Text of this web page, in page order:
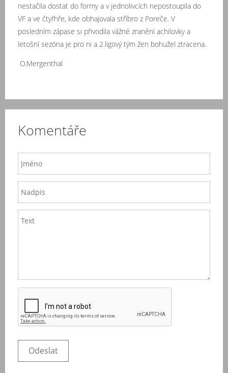
nestačila dostat do formy a v jednolivcích nepostoupila do
VF a ve čtyřhře, kde obhajovala stříbro z Poreče. V
posledním zápase si přivodila vážné zranění achilovky a
letošní sezóna je pro ni a 2.ligový tým žen bohužel ztracena.
O.Mergenthal
Komentáře